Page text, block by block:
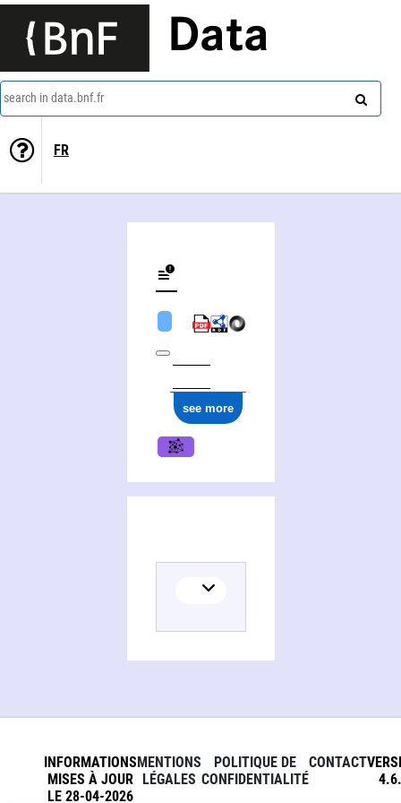
Data
search in data.bnf.fr
FR
see more
INFORMATIONS
MISES À JOUR
LE 28-04-2026
MENTIONS
LÉGALES
POLITIQUE DE
CONFIDENTIALITÉ
CONTACT